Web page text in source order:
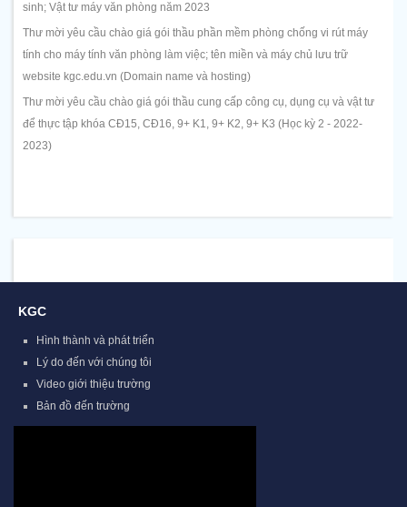
sinh; Vật tư máy văn phòng năm 2023
Thư mời yêu cầu chào giá gói thầu phần mềm phòng chống vi rút máy
tính cho máy tính văn phòng làm việc; tên miền và máy chủ lưu trữ
website kgc.edu.vn (Domain name và hosting)
Thư mời yêu cầu chào giá gói thầu cung cấp công cụ, dụng cụ và vật tư
để thực tập khóa CĐ15, CĐ16, 9+ K1, 9+ K2, 9+ K3 (Học kỳ 2 - 2022-
2023)
KGC
Hình thành và phát triển
Lý do đến với chúng tôi
Video giới thiệu trường
Bản đồ đến trường